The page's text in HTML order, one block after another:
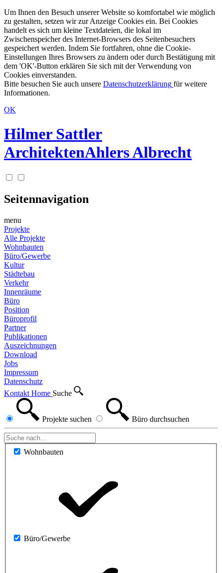
Um Ihnen den Besuch unserer Website so komfortabel wie möglich
zu gestalten, setzen wir zur Anzeige Cookies ein. Bei Cookies
handelt es sich um kleine Textdateien, die lokal im
Zwischenspeicher des Internet-Browsers des Seitenbesuchers
gespeichert werden. Indem Sie fortfahren, ohne die Cookie-
Einstellungen Ihres Browsers zu ändern oder durch Bestätigung mit
dem 'OK'-Button erklären Sie sich mit der Verwendung von
Cookies einverstanden.
Bitte besuchen Sie auch unsere Datenschutzerklärung für weitere
Informationen.
OK
Hilmer Sattler
ArchitektenAhlers Albrecht
Seitennavigation
menu
Projekte
Alle Projekte
Wohnbauten
Büro/Gewerbe
Kultur
Städtebau
Verkehr
Innenräume
Büro
Position
Büroprofil
Partner
Publikationen
Auszeichnungen
Download
Jobs
Impressum
Datenschutz
Kontakt Home Suche
Projekte suchen Büro durchsuchen
Wohnbauten
Büro/Gewerbe